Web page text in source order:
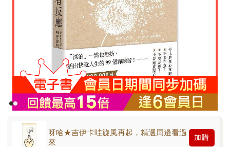
呀哈★吉伊卡哇旋風再起，精選周邊看過
來
加購